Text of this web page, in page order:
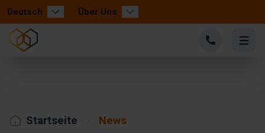
Deutsch Über Uns
Startseite News